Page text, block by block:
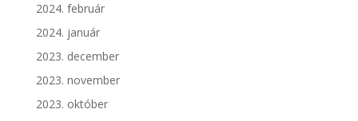
2024. február
2024. január
2023. december
2023. november
2023. október